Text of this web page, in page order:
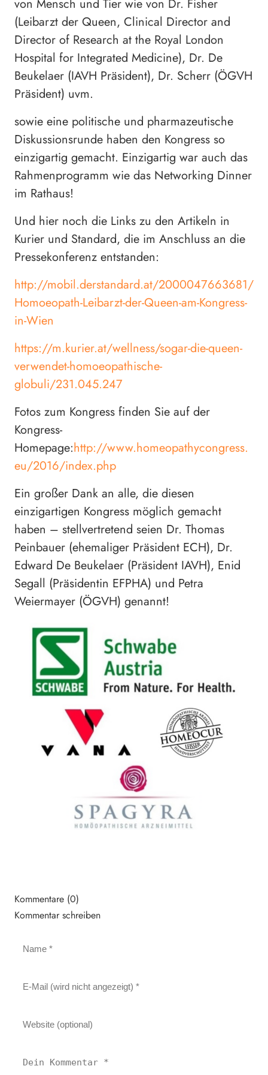
von Mensch und Tier wie von Dr. Fisher
(Leibarzt der Queen, Clinical Director and
Director of Research at the Royal London
Hospital for Integrated Medicine), Dr. De
Beukelaer (IAVH Präsident), Dr. Scherr (ÖGVH
Präsident) uvm.
sowie eine politische und pharmazeutische
Diskussionsrunde haben den Kongress so
einzigartig gemacht. Einzigartig war auch das
Rahmenprogramm wie das Networking Dinner
im Rathaus!
Und hier noch die Links zu den Artikeln in
Kurier und Standard, die im Anschluss an die
Pressekonferenz entstanden:
http://mobil.derstandard.at/2000047663681/
Homoeopath-Leibarzt-der-Queen-am-Kongress-
in-Wien
https://m.kurier.at/wellness/sogar-die-queen-
verwendet-homoeopathische-
globuli/231.045.247
Fotos zum Kongress finden Sie auf der
Kongress-
Homepage:http://www.homeopathycongress.
eu/2016/index.php
Ein großer Dank an alle, die diesen
einzigartigen Kongress möglich gemacht
haben – stellvertretend seien Dr. Thomas
Peinbauer (ehemaliger Präsident ECH), Dr.
Edward De Beukelaer (Präsident IAVH), Enid
Segall (Präsidentin EFPHA) und Petra
Weiermayer (ÖGVH) genannt!
Kommentare (0)
Kommentar schreiben